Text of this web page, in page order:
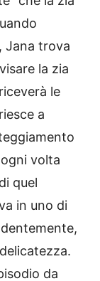
Jana trova
la zia
le
a
volta
quel
in uno di
da